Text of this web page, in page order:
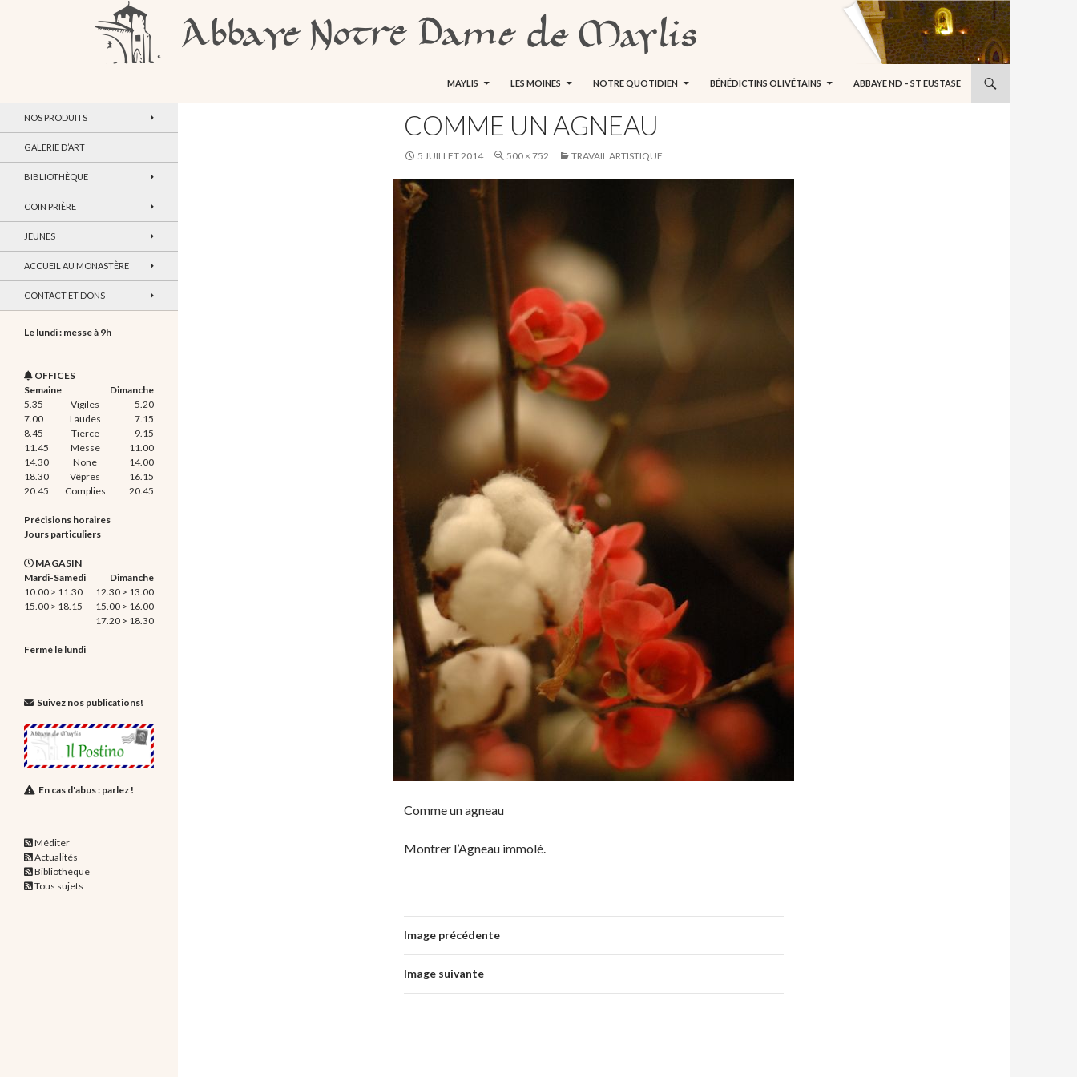
MAYLIS
LES MOINES NOTRE QUOTIDIEN BÉNÉDICTINS OLIVÉTAINS ABBAYE ND – ST EUSTASE
COMME UN AGNEAU
5 JUILLET 2014 500 × 752 TRAVAIL ARTISTIQUE
Comme un agneau
Montrer l’Agneau immolé.
Image précédente
Image suivante
NOS PRODUITS
GALERIE D’ART
BIBLIOTHÈQUE
COIN PRIÈRE
JEUNES
ACCUEIL AU MONASTÈRE
CONTACT ET DONS
Le lundi : messe à 9h
OFFICES
Semaine
Dimanche
5.35
Vigiles
5.20
7.00
Laudes
7.15
8.45
Tierce
9.15
11.45
Messe
11.00
14.30
None
14.00
18.30
Vêpres
16.15
20.45
Complies 20.45
Précisions horaires
Jours particuliers
MAGASIN
Mardi-Samedi
Dimanche
10.00 > 11.30
12.30 > 13.00
15.00 > 18.15
15.00 > 16.00
17.20 > 18.30
Fermé le lundi
Suivez nos publications!
En cas d'abus : parlez !
Méditer
Actualités
Bibliothèque
Tous sujets